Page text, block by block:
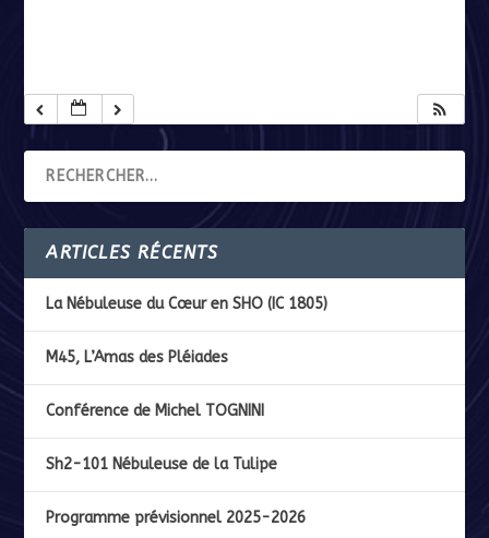
ARTICLES RÉCENTS
La Nébuleuse du Cœur en SHO (IC 1805)
M45, L’Amas des Pléiades
Conférence de Michel TOGNINI
Sh2-101 Nébuleuse de la Tulipe
Programme prévisionnel 2025-2026